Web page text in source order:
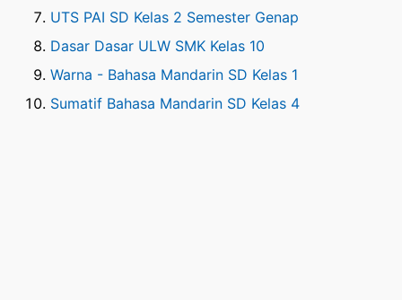
UTS PAI SD Kelas 2 Semester Genap
Dasar Dasar ULW SMK Kelas 10
Warna - Bahasa Mandarin SD Kelas 1
Sumatif Bahasa Mandarin SD Kelas 4